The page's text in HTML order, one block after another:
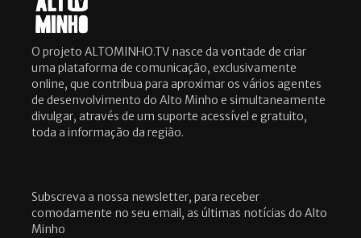
O projeto ALTOMINHO.TV nasce da vontade de criar
uma plataforma de comunicação, exclusivamente
online, que contribua para aproximar os vários agentes
de desenvolvimento do Alto Minho e simultaneamente
divulgar, através de um suporte acessível e gratuito,
toda a informação da região.
Subscreva a nossa newsletter, para receber
comodamente no seu email, as últimas notícias do Alto
Minho